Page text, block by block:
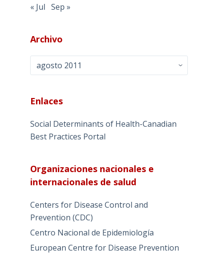
« Jul Sep »
Archivo
Enlaces
Social Determinants of Health-Canadian
Best Practices Portal
Organizaciones nacionales e
internacionales de salud
Centers for Disease Control and
Prevention (CDC)
Centro Nacional de Epidemiología
European Centre for Disease Prevention